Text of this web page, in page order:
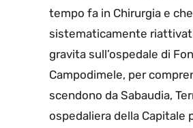
tempo fa in Chirurgia e
sistematicamente
gravita sull’ospedale di
Campodimele, per
scendono da Sabaudia,
ospedaliera della Capitale